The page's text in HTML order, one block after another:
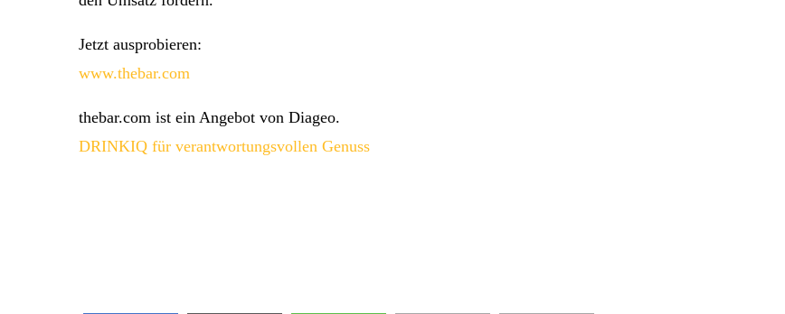
Jetzt ausprobieren:
www.thebar.com
thebar.com ist ein Angebot von Diageo.
DRINKIQ für verantwortungsvollen Genuss